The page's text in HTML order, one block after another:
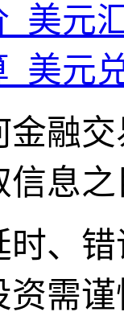
美元
美元
融
息
时、
资需